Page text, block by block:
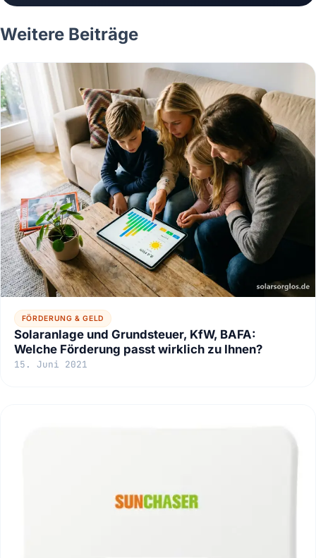
Weitere Beiträge
FÖRDERUNG & GELD
Solaranlage und Grundsteuer, KfW, BAFA:
Welche Förderung passt wirklich zu Ihnen?
15. Juni 2021